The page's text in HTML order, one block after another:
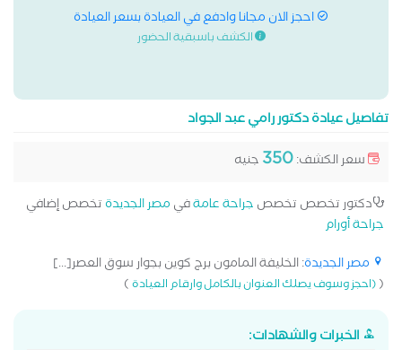
احجز الان مجانا وادفع في العيادة بسعر العيادة
الكشف باسبقية الحضور
تفاصيل عيادة دكتور رامي عبد الجواد
سعر الكشف:350 جنيه
دكتور تخصص تخصص جراحة عامةفي مصر الجديدة تخصص إضافي
جراحة أورام
مصر الجديدة: الخليفة المامون برج كوين بجوار سوق العصر[...]
((احجز وسوف يصلك العنوان بالكامل وارقام العيادة)
الخبرات والشهادات: